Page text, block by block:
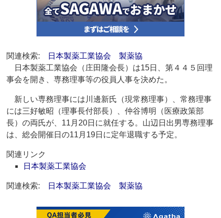
関連検索: 日本製薬工業協会
製薬協
日本製薬工業協会（庄田隆会長）は15日、第４４５回理
事会を開き、専務理事等の役員人事を決めた。
新しい専務理事には川邊新氏（現常務理事）、常務理事
には三好敏昭（理事長付部長）、仲谷博明（医療政策部
長）の両氏が、11月20日に就任する。山辺日出男専務理事
は、総会開催日の11月19日に定年退職する予定。
関連リンク
日本製薬工業協会
関連検索: 日本製薬工業協会 製薬協